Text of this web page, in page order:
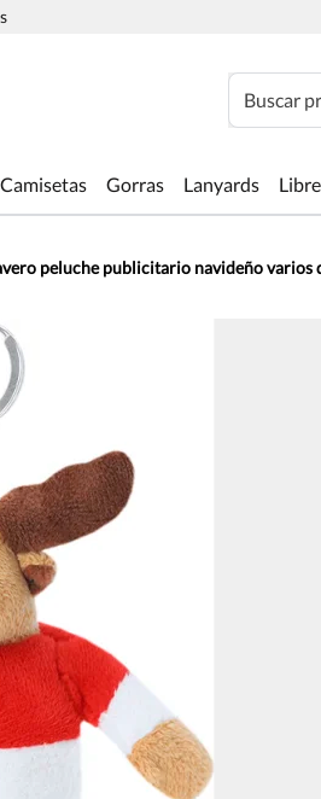
Buscar
Camisetas Gorras Lanyards
peluche publicitario navideño varios